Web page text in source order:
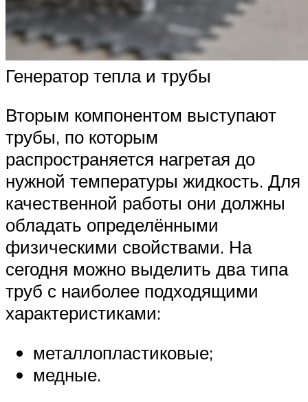
Генератор тепла и трубы
Вторым компонентом выступают
трубы, по которым
распространяется нагретая до
нужной температуры жидкость. Для
качественной работы они должны
обладать определёнными
физическими свойствами. На
сегодня можно выделить два типа
труб с наиболее подходящими
характеристиками:
металлопластиковые;
медные.